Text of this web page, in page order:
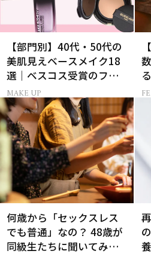
【部門別】40代・50代の
美肌見えベースメイク18
選｜ベスコス受賞のファ
ンデ・下地・パウダー
MAKE UP
何歳から「セックスレス
でも普通」なの？ 48歳が
同級生たちに聞いてみた